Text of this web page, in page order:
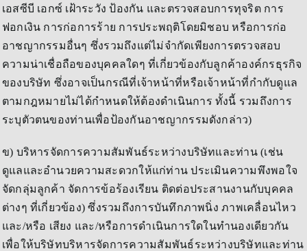
เอสซีบี เอกซ์ เฝ้าระวัง ป้องกัน และตรวจสอบการทุจริต การ
ฟอกเงิน การก่อการร้าย การประพฤติโดยมิชอบ หรือการก่อ
อาชญากรรมอื่นๆ ซึ่งรวมถึงแต่ไม่จำกัดเพียงการตรวจสอบ
ความน่าเชื่อถือของบุคคลใดๆ ที่เกี่ยวข้องกับลูกค้าองค์กรธุรกิจ
ของบริษัท ซึ่งอาจเป็นกรณีที่เจ้าหน้าที่หรือเจ้าหน้าที่กำกับดูแล
ตามกฎหมายไม่ได้กำหนดให้ต้องดำเนินการ ทั้งนี้ รวมถึงการ
ระบุตัวตนของท่านเพื่อป้องกันอาชญากรรมดังกล่าว)
ข) บริหารจัดการความสัมพันธ์ระหว่างบริษัทและท่าน (เช่น
ดูแลและอำนวยความสะดวกให้แก่ท่าน ประเมินความพึงพอใจ
จัดกลุ่มลูกค้า จัดการข้อร้องเรียน ติดต่อประสานงานกับบุคคล
ต่างๆ ที่เกี่ยวข้อง) ซึ่งรวมถึงการบันทึกภาพนิ่ง ภาพเคลื่อนไหว
และ/หรือ เสียง และ/หรือการดำเนินการใดในทำนองเดียวกัน
เพื่อให้บริษัทบริหารจัดการความสัมพันธ์ระหว่างบริษัทและท่าน